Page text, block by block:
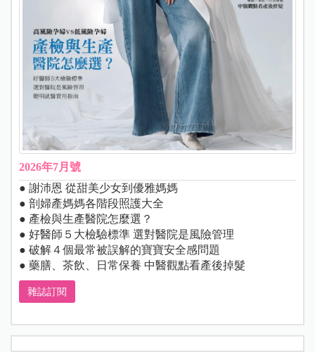
2026年7月號
● 謝沛恩 從甜美少女到優雅媽媽
● 剖婦產媽媽各階段照護大全
● 產檢與生產醫院怎麼選？
● 好醫師５大檢驗標準 選對醫院是風險管理
● 破解４個最常被誤解的寶寶安全感問題
● 藥膳、茶飲、日常保養 中醫觀點看產後掉髮
雜誌訂閱